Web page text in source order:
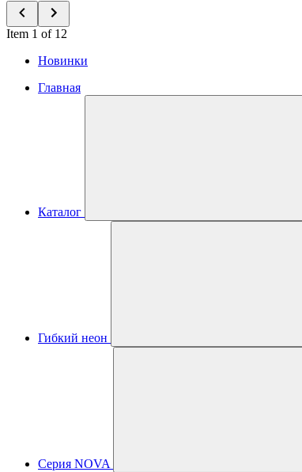
Item 1 of 12
Новинки
Главная
Каталог
Гибкий неон
Серия NOVA